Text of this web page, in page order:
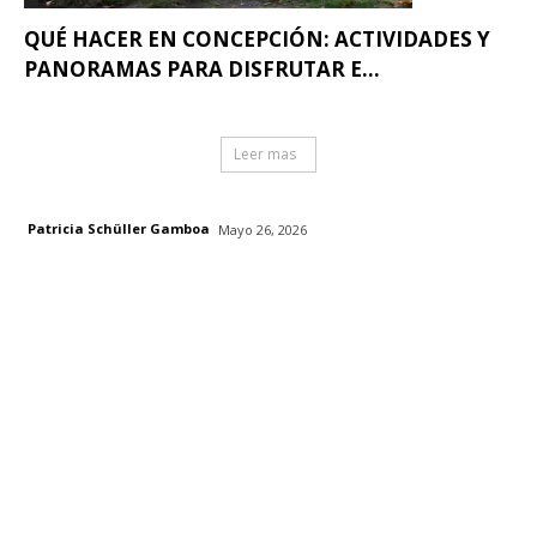
QUÉ HACER EN CONCEPCIÓN: ACTIVIDADES Y
PANORAMAS PARA DISFRUTAR E...
Leer mas
Patricia Schüller Gamboa Mayo 26, 2026